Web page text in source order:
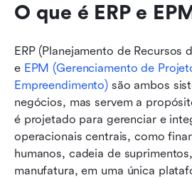
O que é ERP e
ERP (Planejamento de Recursos
e EPM (Gerenciamento de
Empreendimento) são ambos
negócios, mas servem a
é projetado para gerenciar e
operacionais centrais, como
humanos, cadeia de
manufatura, em uma única